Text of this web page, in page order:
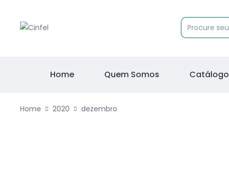
Home Quem Somos Catálogo
Home 2020 dezembro